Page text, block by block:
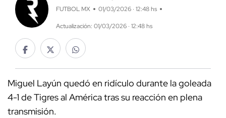
FUTBOL MX 01/03/2026 · 12:48 hs
Actualización: 01/03/2026 · 12:48 hs
Miguel Layún quedó en ridículo durante la goleada
4-1 de Tigres al América tras su reacción en plena
transmisión.